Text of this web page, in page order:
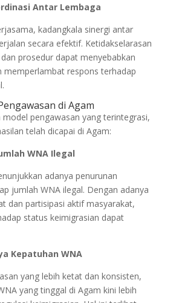
Antar Lembaga
kadangkala sinergi antar
secara efektif. Ketidakselarasan
prosedur dapat menyebabkan
memperlambat respons terhadap
di Agam
model pengawasan yang terintegrasi,
telah dicapai di Agam:
WNA Ilegal
adanya penurunan
jumlah WNA ilegal. Dengan adanya
dan partisipasi aktif masyarakat,
status keimigrasian dapat
Kepatuhan WNA
yang lebih ketat dan konsisten,
yang tinggal di Agam kini lebih